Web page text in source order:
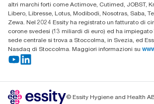
altri marchi forti come Actimove, Cutimed, JOBST,
Libero, Libresse, Lotus, Modibodi, Nosotras, Saba,
Zewa. Nel 2024 Essity ha registrato un fatturato di
corone svedesi (13 miliardi di euro) ed ha impiegato
sede centrale si trova a Stoccolma, in Svezia, ed
Nasdaq di Stoccolma. Maggiori informazioni su
© Essity Hygiene and Health